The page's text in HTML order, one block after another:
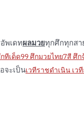
พเดทผลมวยทุกศึกทุกสา
เด็ด99 ศึกมวยไทย7สี
จะเป็นเวทีราชดำเนิน เว